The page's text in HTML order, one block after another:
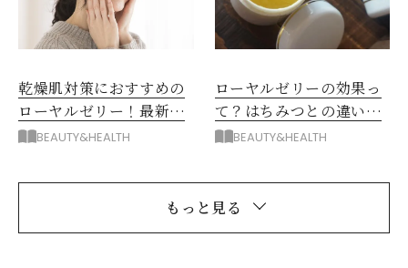
乾燥肌対策におすすめの
ローヤルゼリー！最新デ
ータもBEAUTY&HEALTH
ローヤルゼリーの効果っ
て？はちみつとの違いや
注意点
BEAUTY&HEALTH
もっと見る